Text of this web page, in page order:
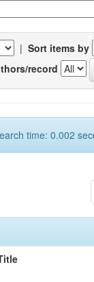
| Sort items by
record
time: 0.002